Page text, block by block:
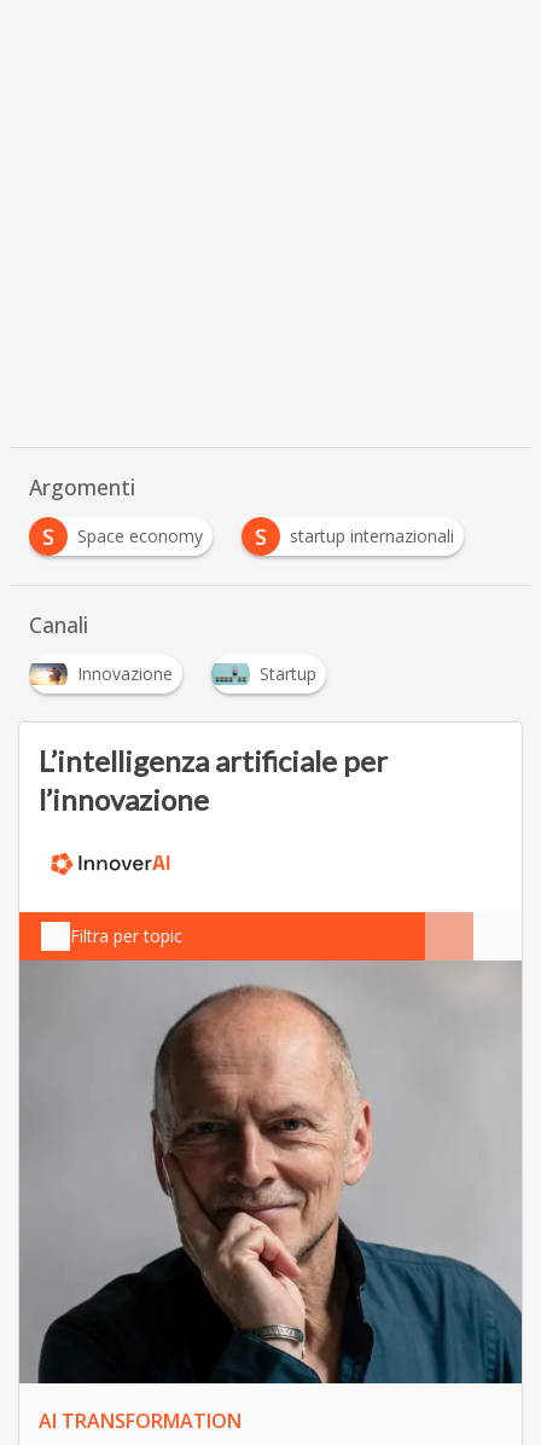
Argomenti
S
Space economy S startup internazionali
Canali
Innovazione Startup
L’intelligenza artificiale per
l’innovazione
Filtra per topic
AI TRANSFORMATION